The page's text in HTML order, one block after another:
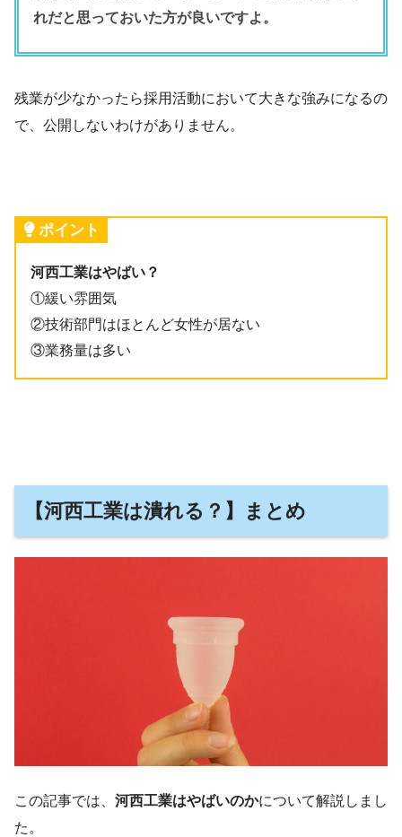
れだと思っておいた方が良いですよ。
残業が少なかったら採用活動において大きな強みになるの
で、公開しないわけがありません。
ポイント
河西工業はやばい？
①緩い雰囲気
②技術部門はほとんど女性が居ない
③業務量は多い
【河西工業は潰れる？】まとめ
この記事では、 河西工業はやばいのかについて解説しまし
た。